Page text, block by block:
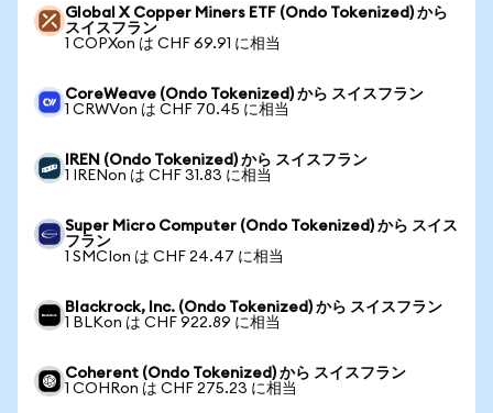
Global X Copper Miners ETF (Ondo Tokenized) から
スイスフラン
1 COPXon は CHF 69.91 に相当
CoreWeave (Ondo Tokenized) から スイスフラン
1 CRWVon は CHF 70.45 に相当
IREN (Ondo Tokenized) から スイスフラン
1 IRENon は CHF 31.83 に相当
Super Micro Computer (Ondo Tokenized) から スイス
フラン
1 SMCIon は CHF 24.47 に相当
Blackrock, Inc. (Ondo Tokenized) から スイスフラン
1 BLKon は CHF 922.89 に相当
Coherent (Ondo Tokenized) から スイスフラン
1 COHRon は CHF 275.23 に相当